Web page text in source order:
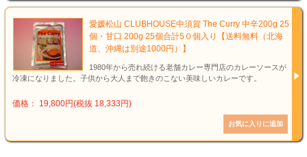
愛媛松山 CLUBHOUSE中須賀 The Curry 中辛200g 25
個・甘口 200g 25個合計5０個入り【送料無料（北海
道、沖縄は別途1000円）】
1980年から売れ続ける老舗カレー専門店のカレーソースが
冷凍になりました。子供から大人まで飽きのこない美味しいカレーです。
価格： 19,800円(税抜 18,333円)